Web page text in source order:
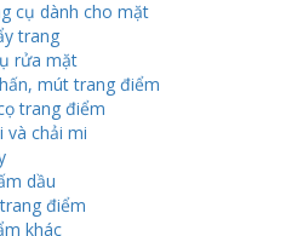
cụ dành cho mặt
trang
rửa mặt
mút trang điểm
trang điểm
và chải mi
dầu
điểm
khác